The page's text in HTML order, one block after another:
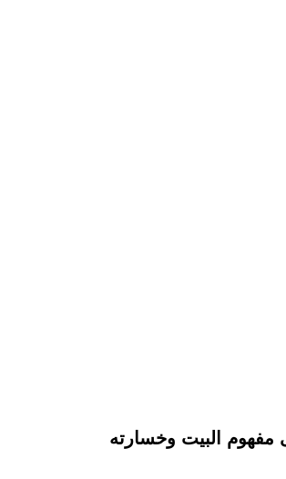
مفهوم البيت وخسارته